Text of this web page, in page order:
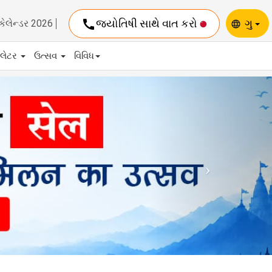
2026 callજ્યોતિષી સાથે વાત કરો language ગુ
ઉત્સવ વિવિધ